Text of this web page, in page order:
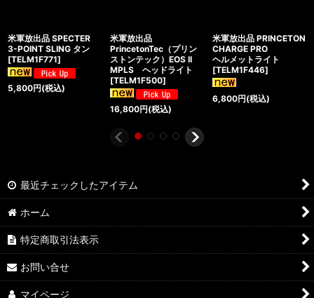
米軍放出品 SPECTER
3-POINT SLING タン
[TELM1F771]
5,800円(税込)
米軍放出品
PrincetonTec（プリン
ストンテック）EOS II
MPLS ヘッドライト
[TELM1F500]
16,800円(税込)
米軍放出品 PRINCETON
CHARGE PRO
ヘルメットライト
[TELM1F446]
6,800円(税込)
最近チェックしたアイテム
ホーム
特定商取引法表示
お問い合せ
マイページ